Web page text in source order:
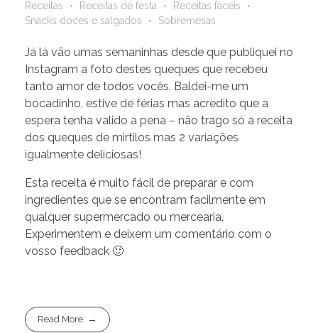
Receitas
Receitas de festa
Receitas fáceis
Snacks doces e salgados
Sobremesas
Já lá vão umas semaninhas desde que publiquei no
Instagram a foto destes queques que recebeu
tanto amor de todos vocês. Baldei-me um
bocadinho, estive de férias mas acredito que a
espera tenha valido a pena – não trago só a receita
dos queques de mirtilos mas 2 variações
igualmente deliciosas!
Esta receita é muito fácil de preparar e com
ingredientes que se encontram facilmente em
qualquer supermercado ou mercearia.
Experimentem e deixem um comentário com o
vosso feedback 🙂
Read More